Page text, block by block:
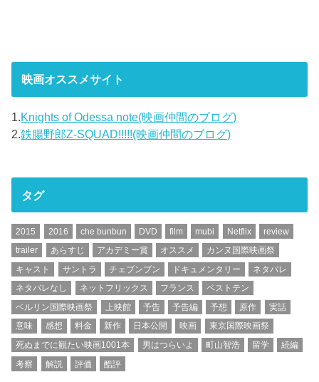
映画オススメサイト
1.Knights of Odessa note(映画仲間のブログ)
2.鉄腸野郎Z-SQUAD!!!!!(映画仲間のブログ)
タグ
2015 2016 che bunbun DVD film mubi Netflix
review
trailer
あらすじ アカデミー賞 オススメ
カンヌ国際映画祭
キャスト
サントラ チェブンブン ドキュメンタリー
ネタバレ
ネタバレなし
ネットフリックス フランス
ベストテン
ベルリン国際映画祭
上映館 予告 予告編 予想 原作
実話
意味
感想 料金 新作 日本公開 映画
東京国際映画祭
死ぬまでに観たい映画1001本
男はつらいよ 町山智浩 留学
続編
考察
解説 評価 酷評